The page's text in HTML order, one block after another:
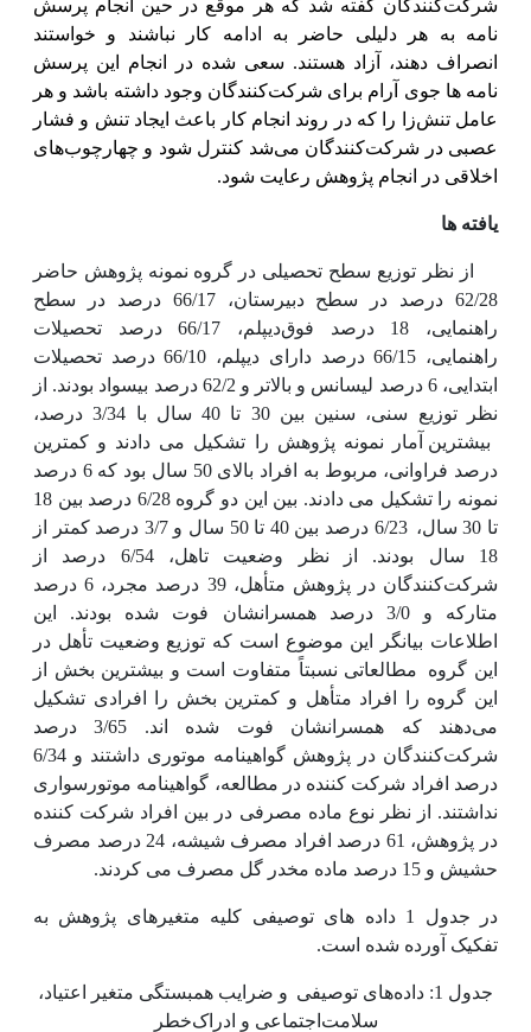
شرکت‌کنندگان گفته شد که هر موقع در حین انجام پرسش
نامه به هر دلیلی حاضر به ادامه کار نباشند و خواستند
انصراف دهند، آزاد هستند. سعی شده در انجام این پرسش
نامه ها جوی آرام برای شرکت‌کنندگان وجود داشته باشد و هر
عامل تنش‌زا را که در روند انجام کار باعث ایجاد تنش و فشار
عصبی در شرکت‌کنندگان می‌شد کنترل شود و چهارچوب‌های
اخلاقی در انجام پژوهش رعایت شود.
یافته ها
از نظر توزیع سطح تحصیلی در گروه نمونه پژوهش حاضر
62/28 درصد در سطح دبیرستان، 66/17 درصد در سطح
راهنمایی، 18 درصد فوق‌دیپلم، 66/17 درصد تحصیلات
راهنمایی، 66/15 درصد دارای دیپلم، 66/10 درصد تحصیلات
ابتدایی، 6 درصد لیسانس و بالاتر و 62/2 درصد بیسواد بودند. از
نظر توزیع سنی، سنین بین 30 تا 40 سال با 3/34 درصد،
بیشترین آمار نمونه پژوهش را تشکیل می دادند و کمترین
درصد فراوانی، مربوط به افراد بالای 50 سال بود که 6 درصد
نمونه را تشکیل می دادند. بین این دو گروه 6/28 درصد بین 18
تا 30 سال،
6/23 درصد بین 40 تا 50 سال و 3/7 درصد کمتر از
18 سال بودند. از نظر وضعیت تاهل، 6/54 درصد از
شرکت‌کنندگان در پژوهش متأهل، 39 درصد مجرد، 6 درصد
متارکه و 3/0 درصد همسرانشان فوت شده بودند. این
اطلاعات بیانگر این موضوع است که توزیع وضعیت تأهل در
این گروه
مطالعاتی نسبتاً متفاوت است و بیشترین بخش از
این گروه را افراد متأهل و کمترین بخش را افرادی تشکیل
می‌دهند که همسرانشان فوت شده اند. 3/65 درصد
شرکت‌کنندگان در پژوهش گواهینامه موتوری داشتند و 6/34
درصد افراد شرکت کننده در مطالعه، گواهینامه موتورسواری
نداشتند. از نظر نوع ماده مصرفی در بین افراد شرکت کننده
در پژوهش، 61 درصد افراد مصرف شیشه، 24 درصد مصرف
حشیش و 15 درصد ماده مخدر گل مصرف می کردند.
در جدول 1 داده های توصیفی کلیه متغیرهای پژوهش به
تفکیک آورده شده است.
جدول 1 : داده‌های توصیفی و ضرایب همبستگی متغیر اعتیاد،
سلامت‌‌اجتماعی و ادراک‌خطر